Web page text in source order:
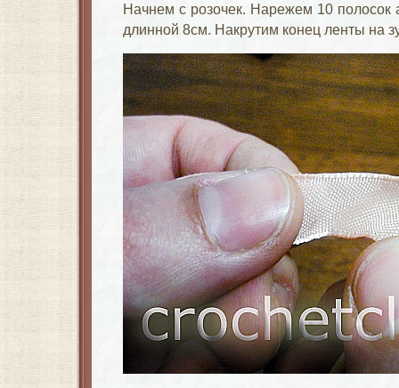
Начнем с розочек. Нарежем 10 полосок
длинной 8см. Накрутим конец ленты на